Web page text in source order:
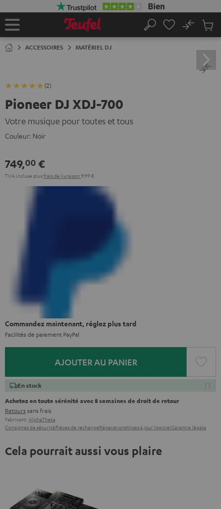
Page
Rechercher
No
panier
ACCESSOIRES MATÉRIEL DJ
(2)
Pioneer DJ XDJ-700
Votre musique pour toutes et tous
Couleur: Noir
749,00 €
TVA incluse plusfrais de livraison 9,99 €
Commandez maintenant, réglez plus tard
Facilités de paiement PayPal
AJOUTER AU PANIER
En stock
Achetez en toute sérénité avec 8 semaines de droit de retour
Retourssans frais
Fabricant: AlphaTheta
Consignes de sécuritéPièces de rechangeRéparationsMises à jour logicielGarantie légale
Cela pourrait aussi vous plaire